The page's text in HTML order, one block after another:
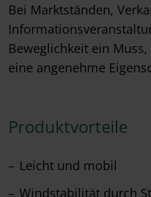
Bei Marktständen,
Beweglichkeit ein
eine angenehme
Produktvorteile
Leicht und mobil
Windstabilität durch